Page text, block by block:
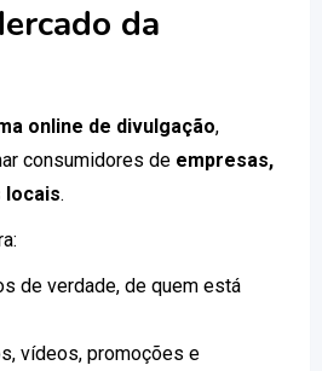
da
online de divulgação,
consumidores de empresas,
locais.
de verdade, de quem está
vídeos, promoções e